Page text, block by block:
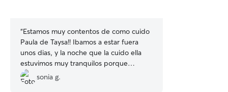
“Estamos muy contentos de como cuido
Paula de Taysa!! Ibamos a estar fuera
unos dias, y la noche que la cuido ella
estuvimos muy tranquilos porque
sabiamos que la iba a cuidar
estupendamente :D nos mando fotos y
sonia g.